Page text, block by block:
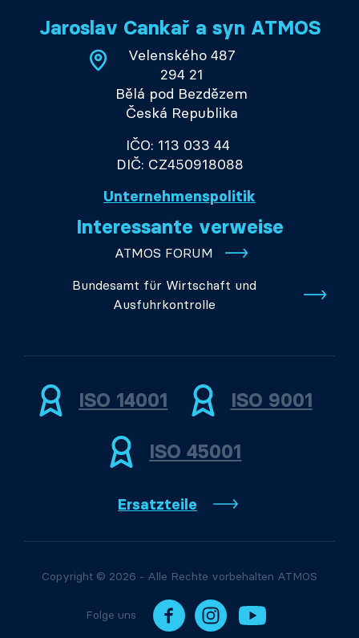
Jaroslav Cankař a syn ATMOS
Velenského 487
294 21
Bělá pod Bezdězem
Česká Republika
IČO: 113 033 44
DIČ: CZ450918088
Unternehmenspolitik
Interessante verweise
ATMOS FORUM
Bundesamt für Wirtschaft und
Ausfuhrkontrolle
ISO 14001 ISO 9001
ISO 45001
Ersatzteile
Copyright © 2026 - Alle Rechte vorbehalten ATMOS
Folge uns